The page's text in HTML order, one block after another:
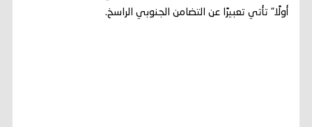
أولًا” تأتي تعبيرًا عن التضامن الجنوبي الراسخ.